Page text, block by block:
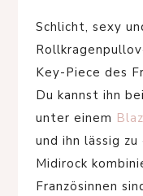
Schlicht, sexy
Key-Piece des
Du kannst ihn
unter einem
und ihn lässig
Midirock
Französinnen